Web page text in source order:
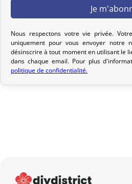
la réception de votre paiement et
de confirmation d’envoi pour suivre
plusieurs options de livraison pour
le montant de votre commande, hors
Nous respectons votre vie privée.
uniquement pour vous envoyer notre
désinscrire à tout moment en utilisant le
dans chaque email. Pour plus
politique de confidentialité.